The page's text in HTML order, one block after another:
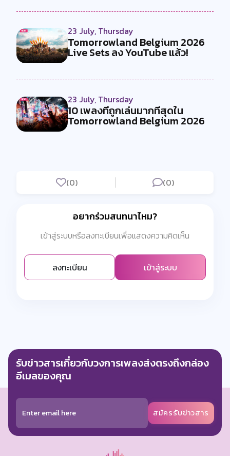
23 July, Thursday
Tomorrowland Belgium 2026
Live Sets ลง YouTube แล้ว!
23 July, Thursday
10 เพลงที่ถูกเล่นมากที่สุดใน
Tomorrowland Belgium 2026
(0) (0)
อยากร่วมสนทนาไหม?
เข้าสู่ระบบหรือลงทะเบียนเพื่อแสดงความคิดเห็น
ลงทะเบียน เข้าสู่ระบบ
รับข่าวสารเกี่ยวกับวงการเพลงส่งตรงถึงกล่อง
อีเมลของคุณ
สมัครรับข่าวสาร